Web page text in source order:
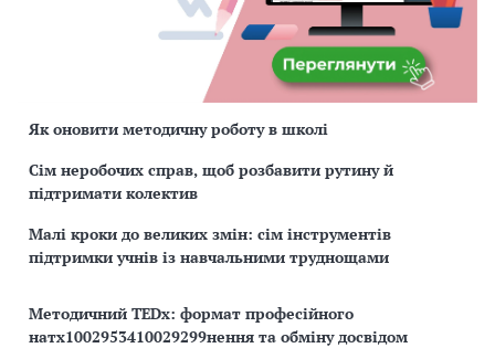
Як оновити методичну роботу в школі
Сім неробочих справ, щоб розбавити рутину й
підтримати колектив
Малі кроки до великих змін: сім інструментів
підтримки учнів із навчальними труднощами
Методичний TEDx: формат професійного
натх1002953410029299нення та обміну досвідом